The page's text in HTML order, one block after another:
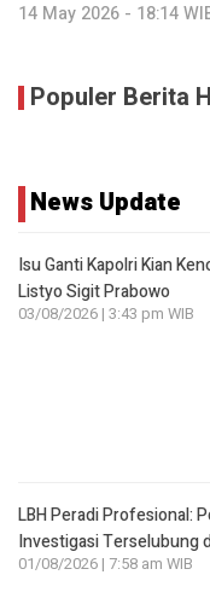
14 May 2026 - 18:14
Populer Berita
News Update
Isu Ganti Kapolri Kian
Listyo Sigit Prabowo
03/08/2026 | 3:43 pm WIB
LBH Peradi Profesional:
Investigasi Terselubung
01/08/2026 | 7:58 am WIB